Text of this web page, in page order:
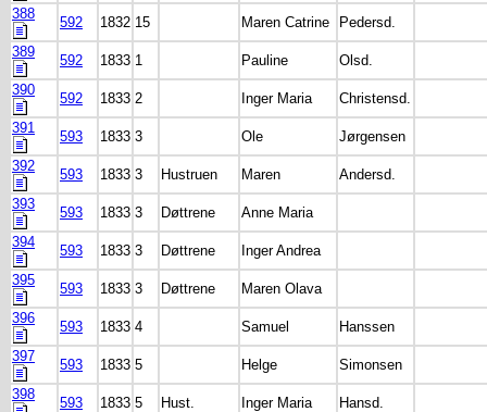
388
592 1832 15 Maren Catrine
Pedersd.
389
592 1833 1 Pauline
Olsd.
390
592 1833 2 Inger Maria
Christensd.
391
593 1833 3 Ole
Jørgensen
392
593 1833 3 Hustruen Maren
Andersd.
393
593 1833 3 Døttrene
Anne Maria
394
593 1833 3 Døttrene
Inger Andrea
395
593 1833 3 Døttrene
Maren Olava
396
593 1833 4 Samuel
Hanssen
397
593 1833 5 Helge
Simonsen
398
593 1833 5 Hust. Inger Maria
Hansd.